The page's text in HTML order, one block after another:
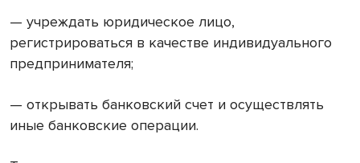
— учреждать юридическое лицо,
регистрироваться в качестве индивидуального
предпринимателя;
— открывать банковский счет и осуществлять
иные банковские операции.